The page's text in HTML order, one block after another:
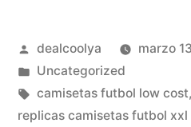
Publicado
por
dealcoolya
marzo
Publicado
en
Uncategorized
Etiquetas:
camisetas futbol low cost,
replicas camisetas futbol xxl